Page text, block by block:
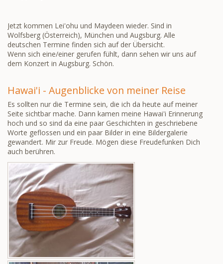
Jetzt kommen Lei'ohu und Maydeen wieder. Sind in
Wolfsberg (Österreich), München und Augsburg. Alle
deutschen Termine finden sich auf der Übersicht.
Wenn sich eine/einer gerufen fühlt, dann sehen wir uns auf
dem Konzert in Augsburg. Schön.
Hawai'i - Augenblicke von meiner Reise
Es sollten nur die Termine sein, die ich da heute auf meiner
Seite sichtbar mache. Dann kamen meine Hawai'i Erinnerung
hoch und so sind da eine paar Geschichten in geschriebene
Worte geflossen und ein paar Bilder in eine Bildergalerie
gewandert. Mir zur Freude. Mögen diese Freudefunken Dich
auch berühren.